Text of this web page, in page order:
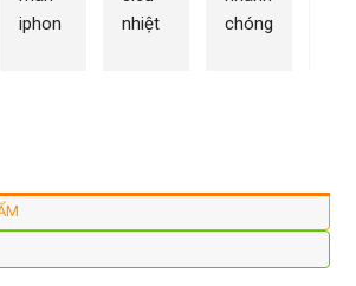
on
iphon
lại
nhiệt
tôi sẽ
chóng
đây